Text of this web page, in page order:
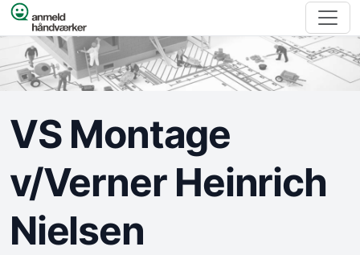
Spring til indhold
VS Montage
v/Verner Heinrich
Nielsen